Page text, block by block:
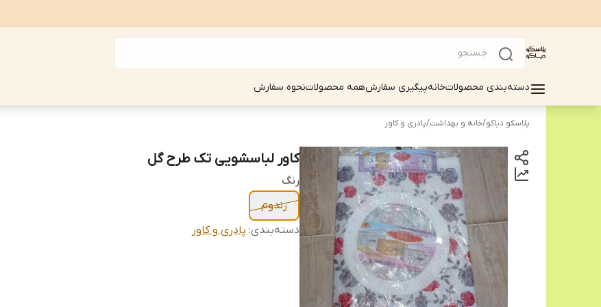
دسته‌بندی محصولاتخانهپیگیری سفارشهمه محصولاتنحوه سفارش
پلاسکو دیاکو/خانه و بهداشت/پادری و کاور
کاور لباسشویی تک طرح گل
رنگ
رندوم
دسته‌بندی: پادری و کاور